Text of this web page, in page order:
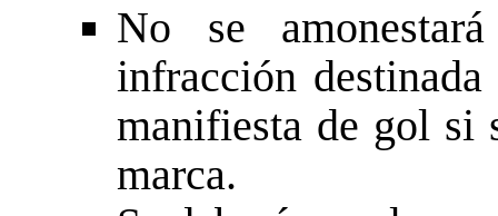
No se
infracción
manifiesta de gol si
marca.